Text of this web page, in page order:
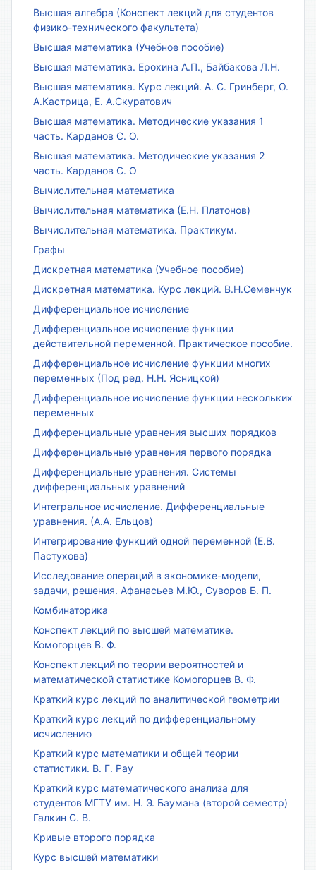
Высшая алгебра (Конспект лекций для студентов
физико-технического факультета)
Высшая математика (Учебное пособие)
Высшая математика. Ерохина А.П., Байбакова Л.Н.
Высшая математика. Курс лекций. А. С. Гринберг, О.
А.Кастрица, Е. А.Скуратович
Высшая математика. Методические указания 1
часть. Карданов С. О.
Высшая математика. Методические указания 2
часть. Карданов С. О
Вычислительная математика
Вычислительная математика (Е.Н. Платонов)
Вычислительная математика. Практикум.
Графы
Дискретная математика (Учебное пособие)
Дискретная математика. Курс лекций. В.Н.Семенчук
Дифференциальное исчисление
Дифференциальное исчисление функции
действительной переменной. Практическое пособие.
Дифференциальное исчисление функции многих
переменных (Под ред. Н.Н. Ясницкой)
Дифференциальное исчисление функции нескольких
переменных
Дифференциальные уравнения высших порядков
Дифференциальные уравнения первого порядка
Дифференциальные уравнения. Системы
дифференциальных уравнений
Интегральное исчисление. Дифференциальные
уравнения. (А.А. Ельцов)
Интегрирование функций одной переменной (Е.В.
Пастухова)
Исследование операций в экономике-модели,
задачи, решения. Афанасьев М.Ю., Суворов Б. П.
Комбинаторика
Конспект лекций по высшей математике.
Комогорцев В. Ф.
Конспект лекций по теории вероятностей и
математической статистике Комогорцев В. Ф.
Краткий курс лекций по аналитической геометрии
Краткий курс лекций по дифференциальному
исчислению
Краткий курс математики и общей теории
статистики. В. Г. Рау
Краткий курс математического анализа для
студентов МГТУ им. Н. Э. Баумана (второй семестр)
Галкин С. В.
Кривые второго порядка
Курс высшей математики